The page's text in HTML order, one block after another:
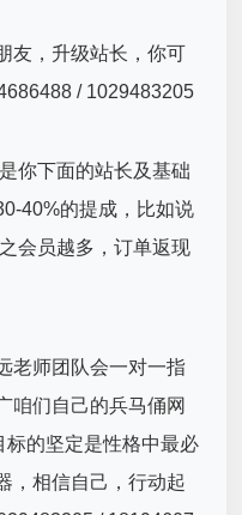
友，升级站长，你可
/ 1029483205
你下面的站长及基础
40%的提成，比如说
会员越多，订单返现
老师团队会一对一指
咱们自己的兵马俑网
的坚定是性格中最必
，相信自己，行动起